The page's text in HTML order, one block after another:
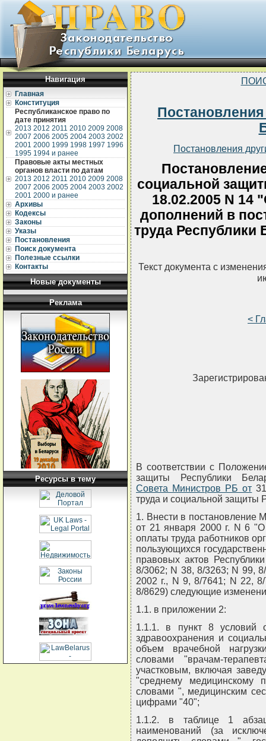
Навигация
Главная
Конституция
Республиканское право по
дате принятия
2013 2012 2011 2010 2009 2008
2007 2006 2005 2004 2003 2002
2001 2000 1999 1998 1997 1996
1995 1994 и ранее
Правовые акты местных
органов власти по датам
2013 2012 2011 2010 2009 2008
2007 2006 2005 2004 2003 2002
2001 2000 и ранее
Архивы
Кодексы
Законы
Указы
Постановления
Поиск документа
Полезные ссылки
Контакты
Новые документы
Реклама
Ресурсы в тему
Постановления
социальной
18.02.2005 N 14
дополнений в
труда Республики
Текст документа с
<
В соответствии с
защиты Республики
Совета Министров РБ от
труда и социальной
1. Внести в постановление
от 21 января 2000 г. N 6
оплаты труда работников
пользующихся
правовых актов
8/3062; N 38, 8/3263; N 99,
2002 г., N 9, 8/7641; N 22,
8/8629) следующие
1.1. в приложении 2:
1.1.1. в пункт 8 условий
здравоохранения и
объем врачебной
словами "врачам-
участковым, включая
"среднему медицинскому
словами ", медицинским
цифрами "40";
1.1.2. в таблице 1
наименований (за